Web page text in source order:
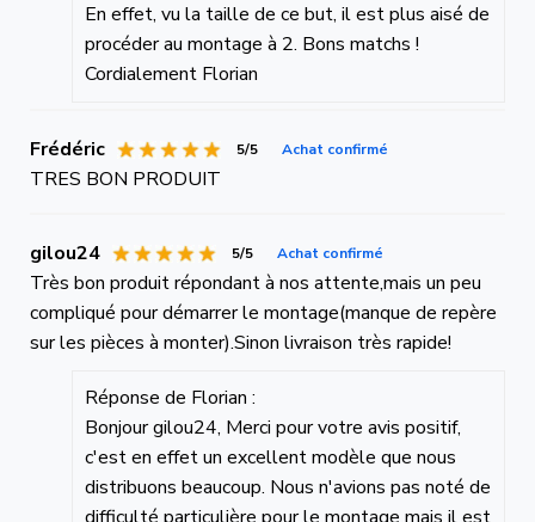
En effet, vu la taille de ce but, il est plus aisé de
procéder au montage à 2. Bons matchs !
Cordialement Florian
Frédéric 5/5 Achat confirmé
TRES BON PRODUIT
gilou24 5/5 Achat confirmé
Très bon produit répondant à nos attente,mais un peu
compliqué pour démarrer le montage(manque de repère
sur les pièces à monter).Sinon livraison très rapide!
Réponse de Florian :
Bonjour gilou24, Merci pour votre avis positif,
c'est en effet un excellent modèle que nous
distribuons beaucoup. Nous n'avions pas noté de